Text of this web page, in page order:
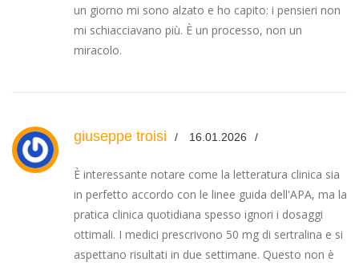
un giorno mi sono alzato e ho capito: i pensieri non
mi schiacciavano più. È un processo, non un
miracolo.
giuseppe troisi 16.01.2026
È interessante notare come la letteratura clinica sia
in perfetto accordo con le linee guida dell'APA, ma la
pratica clinica quotidiana spesso ignori i dosaggi
ottimali. I medici prescrivono 50 mg di sertralina e si
aspettano risultati in due settimane. Questo non è